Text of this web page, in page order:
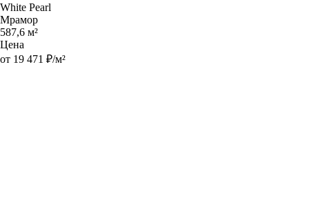
White Pearl
Мрамор
587,6 м²
Цена
от 19 471 ₽/м²